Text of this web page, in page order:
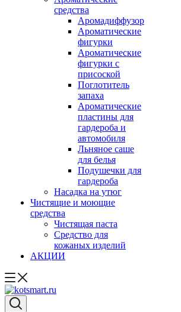
средства
Аромадиффузор
Ароматические
фигурки
Ароматические
фигурки с
присоской
Поглотитель
запаха
Ароматические
пластины для
гардероба и
автомобиля
Льняное саше
для белья
Подушечки для
гардероба
Насадка на утюг
Чистящие и моющие
средства
Чистящая паста
Средство для
кожаных изделий
АКЦИИ